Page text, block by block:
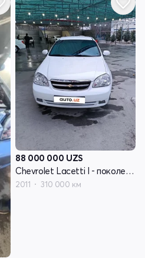
88 000 000 UZS
Chevrolet Lacetti I - поколение
2011 310 000 км